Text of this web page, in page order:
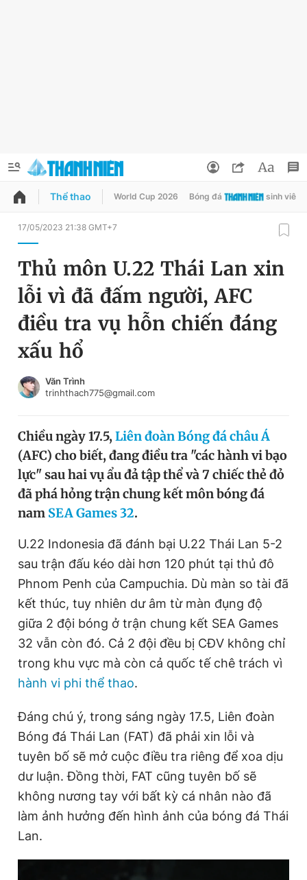
QUẢNG CÁO ĐẶT BÁO
Chuyên mục
Chuyên mục khác
Chào ngày mới
Tin thị trường Tin 360
Video Magazine
Sản phẩm khác
Tiện ích
Thông tin tòa soạn Liên hệ quảng cáo
Đọc Thanh Niên trên điện thoại
Theo dõi báo trên
Hotline
0906 645 777
Liên hệ quảng cáo
0908 780 404
Đặt báo
Tổng biên tập: Nguyễn Ngọc Toàn
Đổi mật khẩu
Tin đã lưu
Tin đã xem
Đăng xuất
Thể thao World Cup 2026 Bóng đá sinh viên
17/05/2023 21:38 GMT+7
Thủ môn U.22 Thái Lan xin
lỗi vì đã đấm người, AFC
điều tra vụ hỗn chiến đáng
xấu hổ
Văn Trình
trinhthach775@gmail.com
Chiều ngày 17.5, Liên đoàn Bóng đá châu Á
(AFC) cho biết, đang điều tra "các hành vi bạo
lực" sau hai vụ ẩu đả tập thể và 7 chiếc thẻ đỏ
đã phá hỏng trận chung kết môn bóng đá
nam SEA Games 32.
U.22 Indonesia đã đánh bại U.22 Thái Lan 5-2
sau trận đấu kéo dài hơn 120 phút tại thủ đô
Phnom Penh của Campuchia. Dù màn so tài đã
kết thúc, tuy nhiên dư âm từ màn đụng độ
giữa 2 đội bóng ở trận chung kết SEA Games
32 vẫn còn đó. Cả 2 đội đều bị CĐV không chỉ
trong khu vực mà còn cả quốc tế chê trách vì
hành vi phi thể thao.
Đáng chú ý, trong sáng ngày 17.5, Liên đoàn
Bóng đá Thái Lan (FAT) đã phải xin lỗi và
tuyên bố sẽ mở cuộc điều tra riêng để xoa dịu
dư luận. Đồng thời, FAT cũng tuyên bố sẽ
không nương tay với bất kỳ cá nhân nào đã
làm ảnh hưởng đến hình ảnh của bóng đá Thái
Lan.